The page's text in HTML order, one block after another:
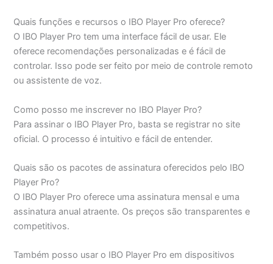
Quais funções e recursos o IBO Player Pro oferece?
O IBO Player Pro tem uma interface fácil de usar. Ele
oferece recomendações personalizadas e é fácil de
controlar. Isso pode ser feito por meio de controle remoto
ou assistente de voz.
Como posso me inscrever no IBO Player Pro?
Para assinar o IBO Player Pro, basta se registrar no site
oficial. O processo é intuitivo e fácil de entender.
Quais são os pacotes de assinatura oferecidos pelo IBO
Player Pro?
O IBO Player Pro oferece uma assinatura mensal e uma
assinatura anual atraente. Os preços são transparentes e
competitivos.
Também posso usar o IBO Player Pro em dispositivos